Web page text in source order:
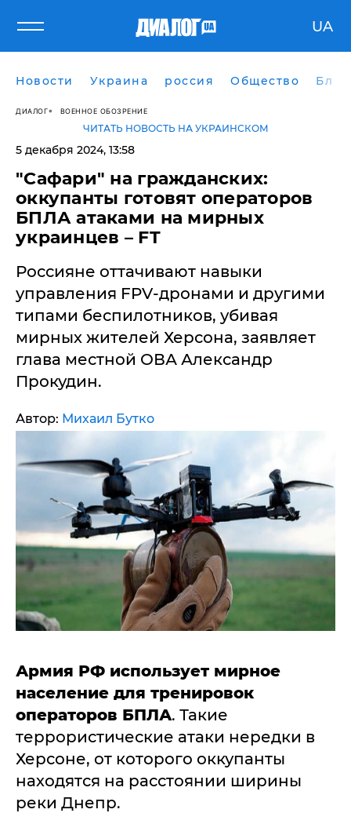
UA
Новости Украина россия Общество
ДИАЛОГ ВОЕННОЕ ОБОЗРЕНИЕ
ЧИТАТЬ НОВОСТЬ НА УКРАИНСКОМ
5 декабря 2024, 13:58
"Сафари" на гражданских:
оккупанты готовят операторов
БПЛА атаками на мирных
украинцев – FT
Россияне оттачивают навыки
управления FPV-дронами и другими
типами беспилотников, убивая
мирных жителей Херсона, заявляет
глава местной ОВА Александр
Прокудин.
Автор: Михаил Бутко
Армия РФ использует мирное
население для тренировок
операторов БПЛА. Такие
террористические атаки нередки в
Херсоне, от которого оккупанты
находятся на расстоянии ширины
реки Днепр.